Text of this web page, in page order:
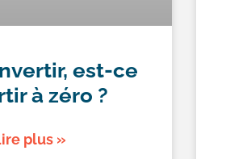
est-ce
à zéro ?
plus »